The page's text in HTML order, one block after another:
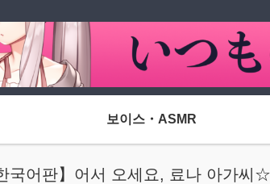
보이스・ASMR
국어판】어서 오세요, 료나 아가